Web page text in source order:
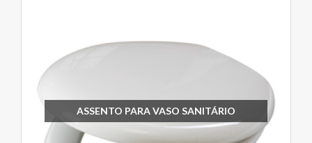
ASSENTO PARA VASO SANITÁRIO